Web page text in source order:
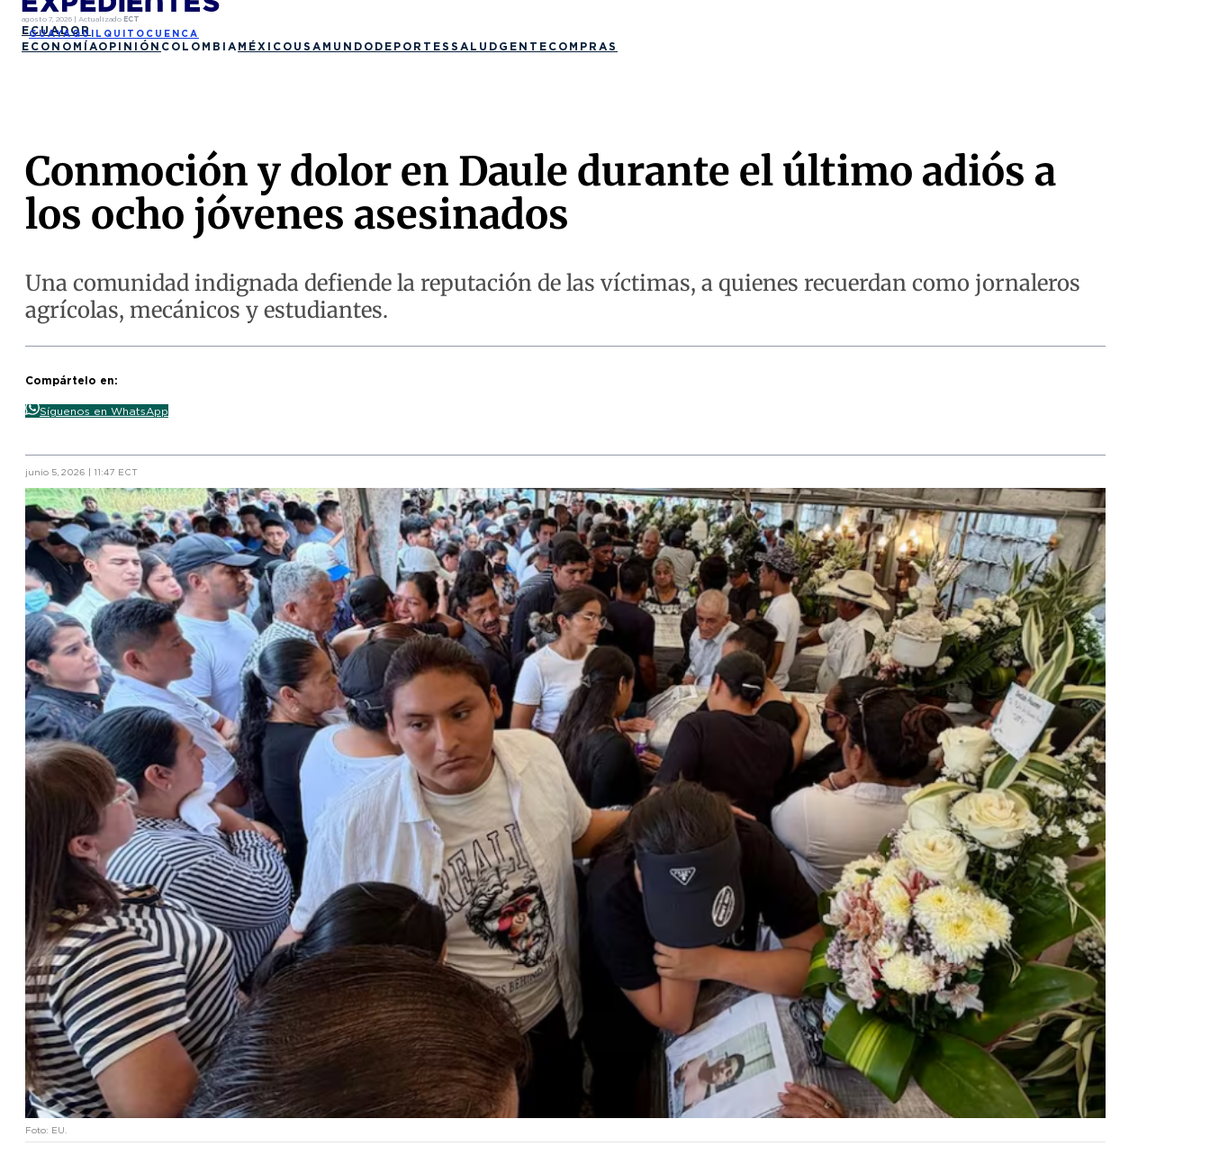
agosto 7, 2026 | Actualizado ECT
ECUADOR
GUAYAQUIL QUITO CUENCA
ECONOMÍAOPINIÓN COLOMBIA MÉXICO USA MUNDO DEPORTES SALUD GENTE COMPRAS
Conmoción y dolor en Daule durante el último adiós a
los ocho jóvenes asesinados
Una comunidad indignada defiende la reputación de las víctimas, a quienes recuerdan como jornaleros
agrícolas, mecánicos y estudiantes.
Compártelo en:
Síguenos en WhatsApp
junio 5, 2026 | 11:47 ECT
Foto: EU.